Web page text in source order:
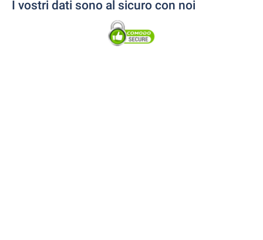
I vostri dati sono al sicuro con noi